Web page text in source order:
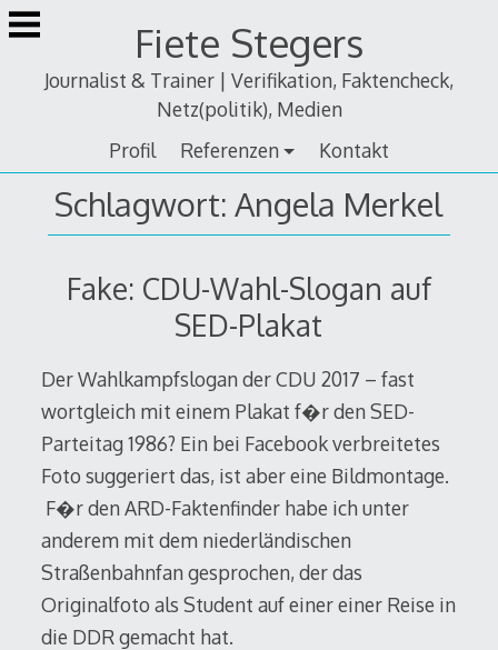
Zum
Inhalt
Fiete Stegers
Journalist & Trainer | Verifikation, Faktencheck,
Netz(politik), Medien
Profil
Referenzen Kontakt
Schlagwort:Angela Merkel
Fake: CDU-Wahl-Slogan auf
SED-Plakat
Der Wahlkampfslogan der CDU 2017 – fast
wortgleich mit einem Plakat f�r den SED-
Parteitag 1986? Ein bei Facebook verbreitetes
Foto suggeriert das, ist aber eine Bildmontage.
F�r den ARD-Faktenfinder habe ich unter
anderem mit dem niederländischen
Straßenbahnfan gesprochen, der das
Originalfoto als Student auf einer einer Reise in
die DDR gemacht hat.